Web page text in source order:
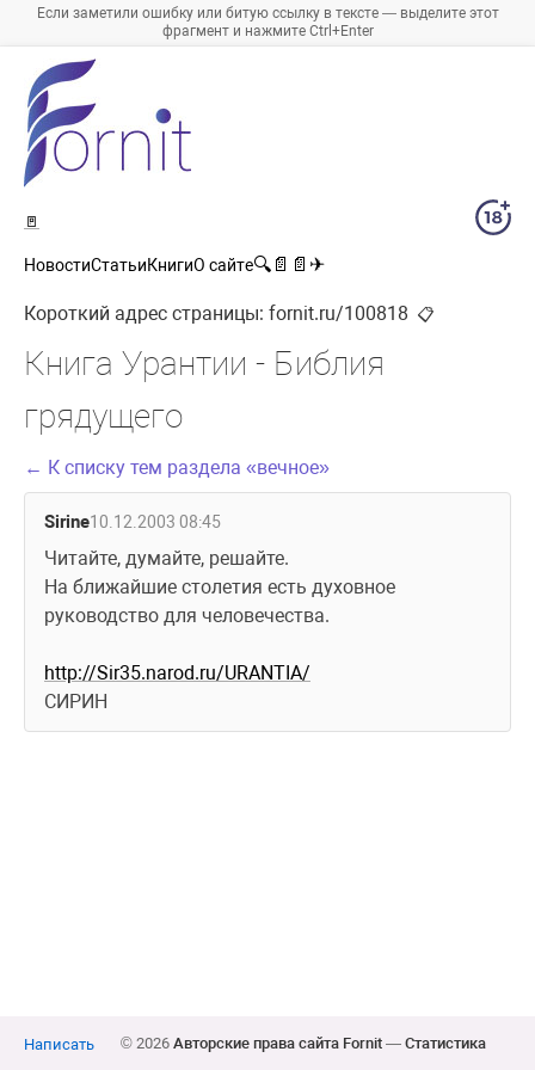
Если заметили ошибку или битую ссылку в тексте — выделите этот
фрагмент и нажмите Ctrl+Enter
🚪
НовостиСтатьиКнигиО сайте🔍 📄 📄 ✈
Короткий адрес страницы: fornit.ru/100818 📋
Книга Урантии - Библия
грядущего
← К списку тем раздела «вечное»
Sirine10.12.2003 08:45
Читайте, думайте, решайте.
На ближайшие столетия есть духовное
руководство для человечества.
http://Sir35.narod.ru/URANTIA/
СИРИН
Написать © 2026 Авторские права сайта Fornit— Статистика